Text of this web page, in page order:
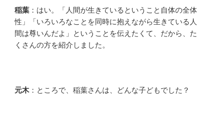
稲葉 ：はい。「人間が生きているということ自体の全体
性」「いろいろなことを同時に抱えながら生きている人
間は尊いんだよ」ということを伝えたくて、だから、た
くさんの方を紹介しました。
元木：ところで、稲葉さんは、どんな子どもでした？